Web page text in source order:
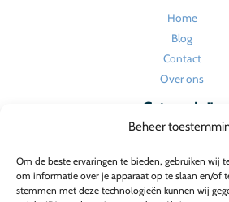
Beheer
Om de beste ervaringen te bieden, gebruiken wij
om informatie over je apparaat op te slaan en/of
stemmen met deze technologieën kunnen wij
Home
Blog
Contact
Over ons
Categorieën
Tuin
Verbouw en